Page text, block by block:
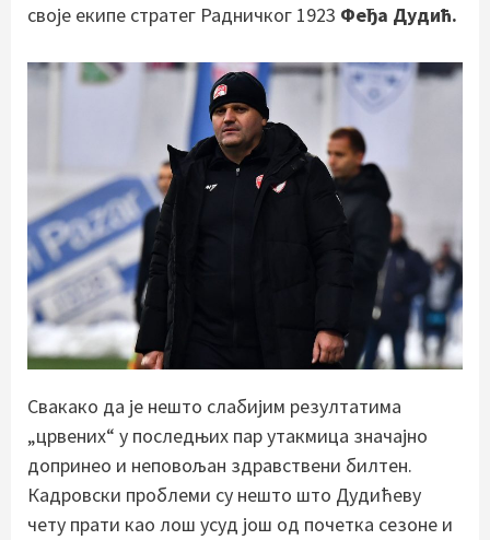
своје екипе стратег Радничког 1923 Феђа Дудић.
Свакако да је нешто слабијим резултатима
„црвених“ у последњих пар утакмица значајно
допринео и неповољан здравствени билтен.
Кадровски проблеми су нешто што Дудићеву
чету прати као лош усуд још од почетка сезоне и